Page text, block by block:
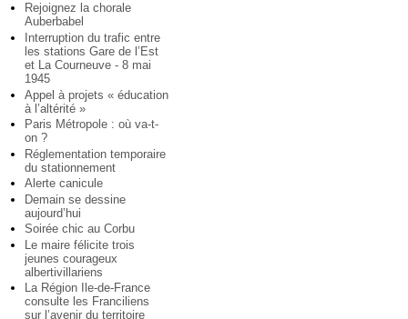
Rejoignez la chorale
Auberbabel
Interruption du trafic entre
les stations Gare de l’Est
et La Courneuve - 8 mai
1945
Appel à projets « éducation
à l’altérité »
Paris Métropole : où va-t-
on ?
Réglementation temporaire
du stationnement
Alerte canicule
Demain se dessine
aujourd’hui
Soirée chic au Corbu
Le maire félicite trois
jeunes courageux
albertivillariens
La Région Ile-de-France
consulte les Franciliens
sur l’avenir du territoire